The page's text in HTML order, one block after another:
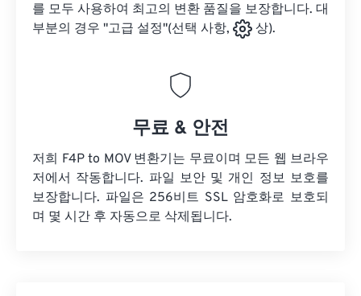
를 모두 사용하여 최고의 변환 품질을 보장합니다. 대
부분의 경우 "고급 설정"(선택 사항,
상).
무료 & 안전
저희 F4P to MOV 변환기는 무료이며 모든 웹 브라우
저에서 작동합니다. 파일 보안 및 개인 정보 보호를
보장합니다. 파일은 256비트 SSL 암호화로 보호되
며 몇 시간 후 자동으로 삭제됩니다.